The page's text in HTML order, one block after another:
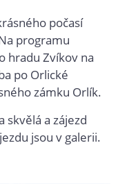
počasí
programu
hradu Zvíkov na
po Orlické
zámku Orlík.
skvělá a zájezd
jsou v galerii.